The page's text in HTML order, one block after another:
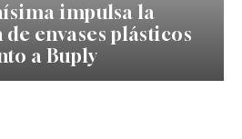
impulsa la
envases plásticos
a Buply